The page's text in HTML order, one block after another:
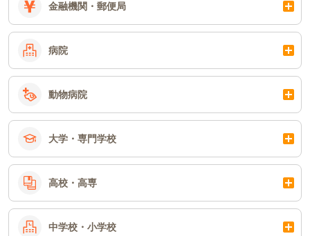
金融機関・郵便局
病院
動物病院
大学・専門学校
高校・高専
中学校・小学校